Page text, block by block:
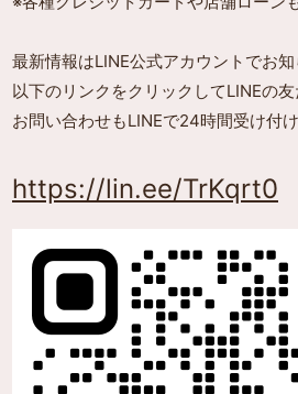
最新情報はLINE公式アカウントでお知
以下のリンクをクリックしてLINEの
お問い合わせもLINEで24時間受け付
https://lin.ee/TrKqrt0